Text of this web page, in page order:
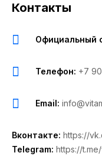
Контакты
Официальный
Телефон: +7
Email:
Вконтакте: https://
Telegram: https://